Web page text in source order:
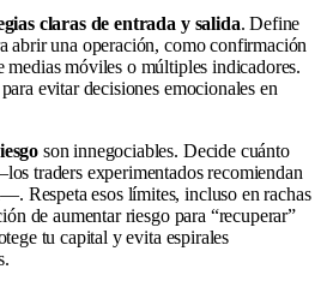
claras de entrada y salida. Define
abrir una operación, como confirmación
medias móviles o múltiples indicadores.
evitar decisiones emocionales en
son innegociables. Decide cuánto
traders experimentados recomiendan
Respeta esos límites, incluso en rachas
de aumentar riesgo para “recuperar”
tu capital y evita espirales